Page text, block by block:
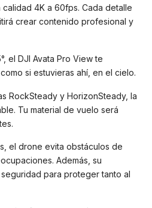
4K a 60fps. Cada detalle
crear contenido profesional y
el DJI Avata Pro View te
si estuvieras ahí, en el cielo.
RockSteady y HorizonSteady, la
Tu material de vuelo será
el drone evita obstáculos de
Además, su
para proteger tanto al